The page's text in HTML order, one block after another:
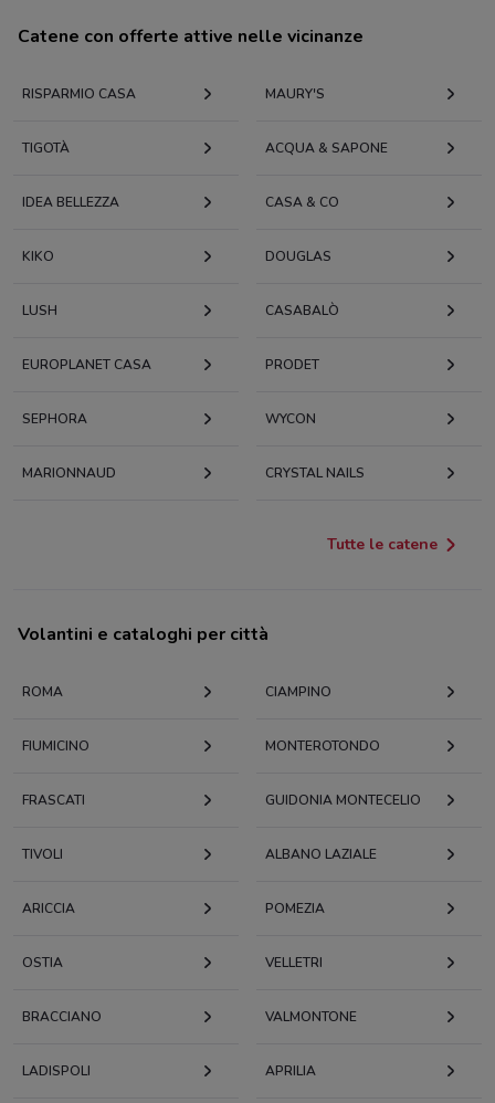
Catene con offerte attive nelle vicinanze
RISPARMIO CASA MAURY'S
TIGOTÀ ACQUA & SAPONE
IDEA BELLEZZA CASA & CO
KIKO DOUGLAS
LUSH CASABALÒ
EUROPLANET CASA PRODET
SEPHORA WYCON
MARIONNAUD CRYSTAL NAILS
Tutte le catene
Volantini e cataloghi per città
ROMA CIAMPINO
FIUMICINO MONTEROTONDO
FRASCATI GUIDONIA MONTECELIO
TIVOLI ALBANO LAZIALE
ARICCIA POMEZIA
OSTIA VELLETRI
BRACCIANO VALMONTONE
LADISPOLI APRILIA